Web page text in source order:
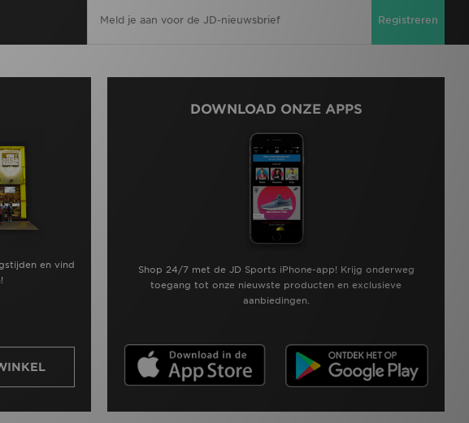
Registreren
en vind
DOWNLOAD ONZE APPS
Shop 24/7 met de JD Sports iPhone-app! Krijg onderweg
toegang tot onze nieuwste producten en exclusieve
aanbiedingen.